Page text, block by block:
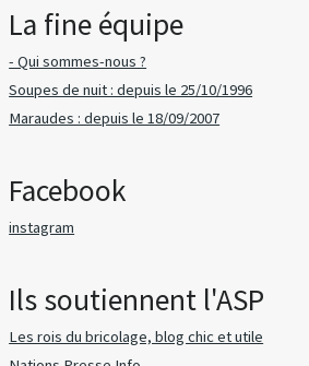
La fine équipe
- Qui sommes-nous ?
Soupes de nuit : depuis le 25/10/1996
Maraudes : depuis le 18/09/2007
Facebook
instagram
Ils soutiennent l'ASP
Les rois du bricolage, blog chic et utile